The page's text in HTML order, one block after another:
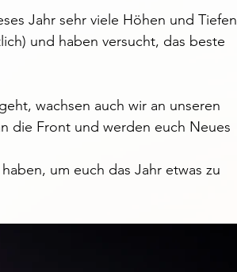
Jahr sehr viele Höhen und Tiefen
und haben versucht, das beste
wachsen auch wir an unseren
die Front und werden euch Neues
um euch das Jahr etwas zu